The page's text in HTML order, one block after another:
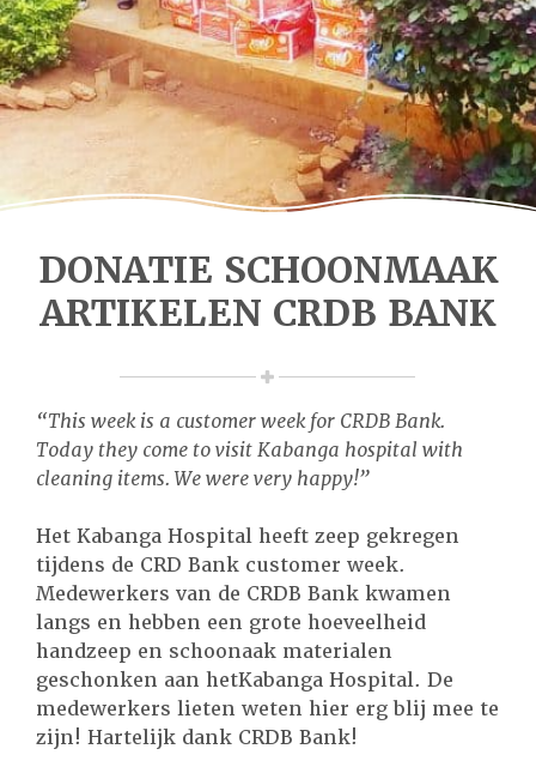
DONATIE SCHOONMAAK
ARTIKELEN CRDB BANK
“This week is a customer week for CRDB Bank.
Today they come to visit Kabanga hospital with
cleaning items. We were very happy!”
Het Kabanga Hospital heeft zeep gekregen
tijdens de CRD Bank customer week.
Medewerkers van de CRDB Bank kwamen
langs en hebben een grote hoeveelheid
handzeep en schoonaak materialen
geschonken aan hetKabanga Hospital. De
medewerkers lieten weten hier erg blij mee te
zijn! Hartelijk dank CRDB Bank!